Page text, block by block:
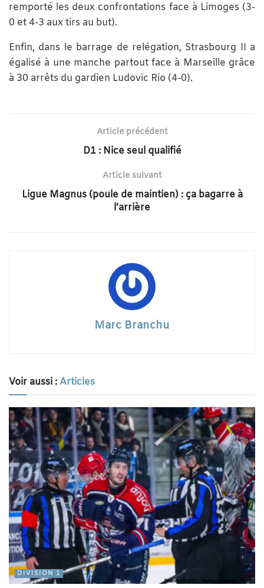
remporté les deux confrontations face à Limoges (3-
0 et 4-3 aux tirs au but).
Enfin, dans le barrage de relégation, Strasbourg II a
égalisé à une manche partout face à Marseille grâce
à 30 arrêts du gardien Ludovic Rio (4-0).
Article précédent
D1 : Nice seul qualifié
Article suivant
Ligue Magnus (poule de maintien) : ça bagarre à
l’arrière
Marc Branchu
Voir aussi :Articles
DIVISION 1